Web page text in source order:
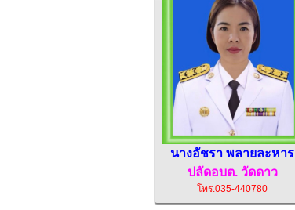
นางอัชรา พลายละหาร
ปลัดอบต. วัดดาว
โทร.035-440780